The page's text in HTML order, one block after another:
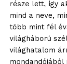
része lett, így
mind a neve,
több mint fél
világháború
világhatalom